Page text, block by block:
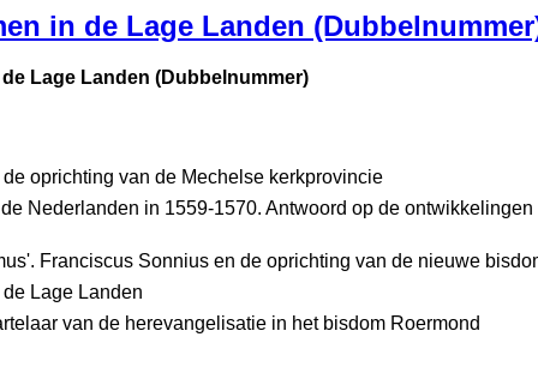
in de Lage Landen
Lage Landen (Dubbelnummer)
oprichting van de Mechelse kerkprovincie
Nederlanden in 1559-1570. Antwoord op de
Franciscus Sonnius en de oprichting van de nieuwe
Lage Landen
van de herevangelisatie in het bisdom Roermond